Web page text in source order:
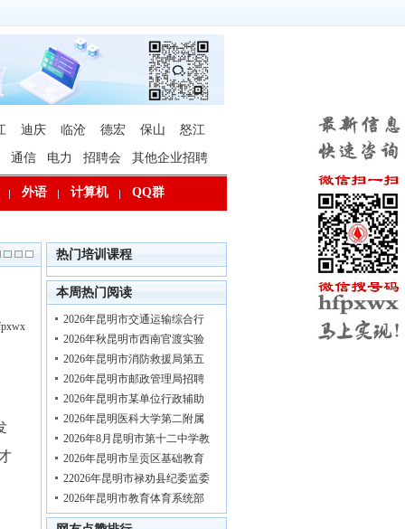
迪庆 临沧 德宏 保山 怒江
通信 电力 招聘会 其他企业招聘
外语 计算机 QQ群
热门培训课程
本周热门阅读
2026年昆明市交通运输综合行
2026年秋昆明市西南官渡实验
2026年昆明市消防救援局第五
2026年昆明市邮政管理局招聘
2026年昆明市某单位行政辅助
2026年昆明医科大学第二附属
2026年8月昆明市第十二中学教
2026年昆明市呈贡区基础教育
22026年昆明市禄劝县纪委监委
2026年昆明市教育体育系统部